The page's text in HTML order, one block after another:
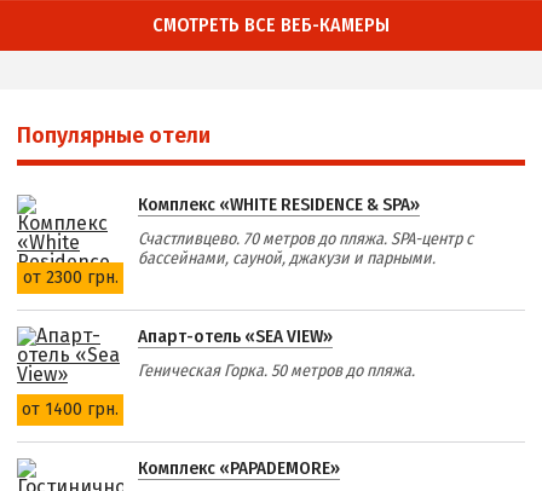
СМОТРЕТЬ ВСЕ ВЕБ-КАМЕРЫ
Популярные отели
от 2300 грн.
Комплекс «WHITE RESIDENCE & SPA»
Счастливцево. 70 метров до пляжа. SPA-центр с
бассейнами, сауной, джакузи и парными.
от 1400 грн.
Апарт-отель «SEA VIEW»
Геническая Горка. 50 метров до пляжа.
Комплекс «PAPADEMORE»